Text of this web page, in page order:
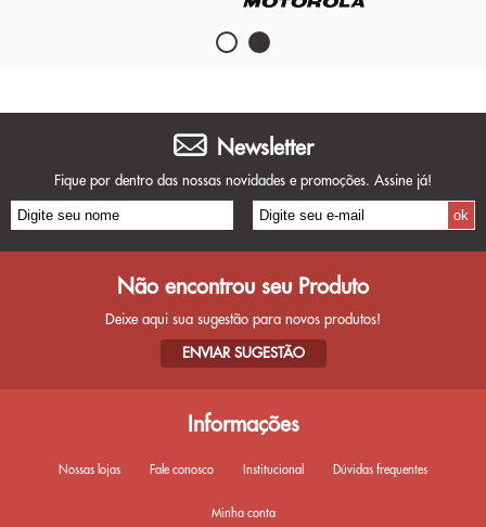
Newsletter
Fique por dentro das nossas novidades e promoções. Assine já!
Não encontrou seu Produto
Deixe aqui sua sugestão para novos produtos!
ENVIAR SUGESTÃO
Informações
Nossas lojas Fale conosco Institucional Dúvidas frequentes
Minha conta